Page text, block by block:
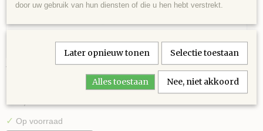
Wandbord Kali Orexi
✓ Op voorraad
door uw gebruik van hun diensten of die u hen hebt verstrekt.
Later opnieuw tonen Selectie toestaan
Alles toestaan Nee, niet akkoord